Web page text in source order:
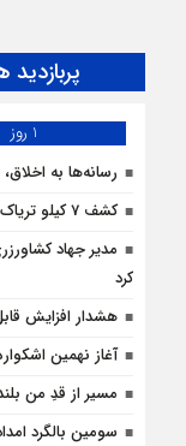
پربازدید
1 روز
رسانه‌ها به
کشف 7 کیلو تریاک در قوطی‌‌های چسب فوری در سوادکوه
مدیر جهاد
کرد
هشدار افزایش
آغاز نهمین
مسیر از قدِ من
سومین بالگرد